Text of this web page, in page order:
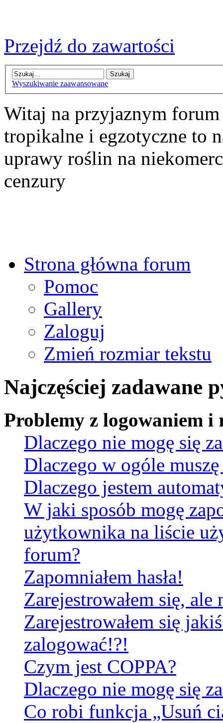
Przejdź do zawartości
Wyszukiwanie zaawansowane
Witaj na przyjaznym
tropikalne i egzotyczne to
uprawy roślin na
cenzury
Strona główna forum
Pomoc
Gallery
Zaloguj
Zmień rozmiar tekstu
Najczęściej zadawane
Problemy z logowaniem i
Dlaczego nie mogę się
Dlaczego w ogóle
Dlaczego jestem
W jaki sposób mogę
użytkownika na liście
forum?
Zapomniałem hasła!
Zarejestrowałem się,
Zarejestrowałem się
zalogować!?!
Czym jest COPPA?
Dlaczego nie mogę się
Co robi funkcja „Usuń